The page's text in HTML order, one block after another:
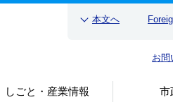
本文へ
お問
しごと・産業情報 市